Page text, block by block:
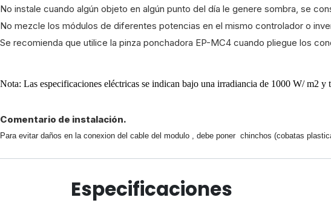
No instale cuando algún objeto en algún punto del día le genere sombra, se
No mezcle los módulos de diferentes potencias en el mismo controlador o
Se recomienda que utilice la pinza ponchadora EP-MC4 cuando pliegue los
Nota: Las especificaciones eléctricas se indican bajo una irradiancia de 1000 W/ m2 y
Comentario de instalación.
Para evitar daños en la conexion del cable del modulo , debe poner chinchos (cobatas
Especificaciones